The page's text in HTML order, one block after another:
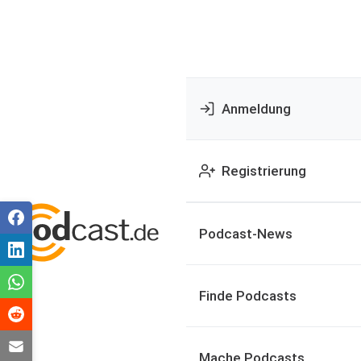
Anmeldung
Registrierung
Podcast-News
Finde Podcasts
Mache Podcasts